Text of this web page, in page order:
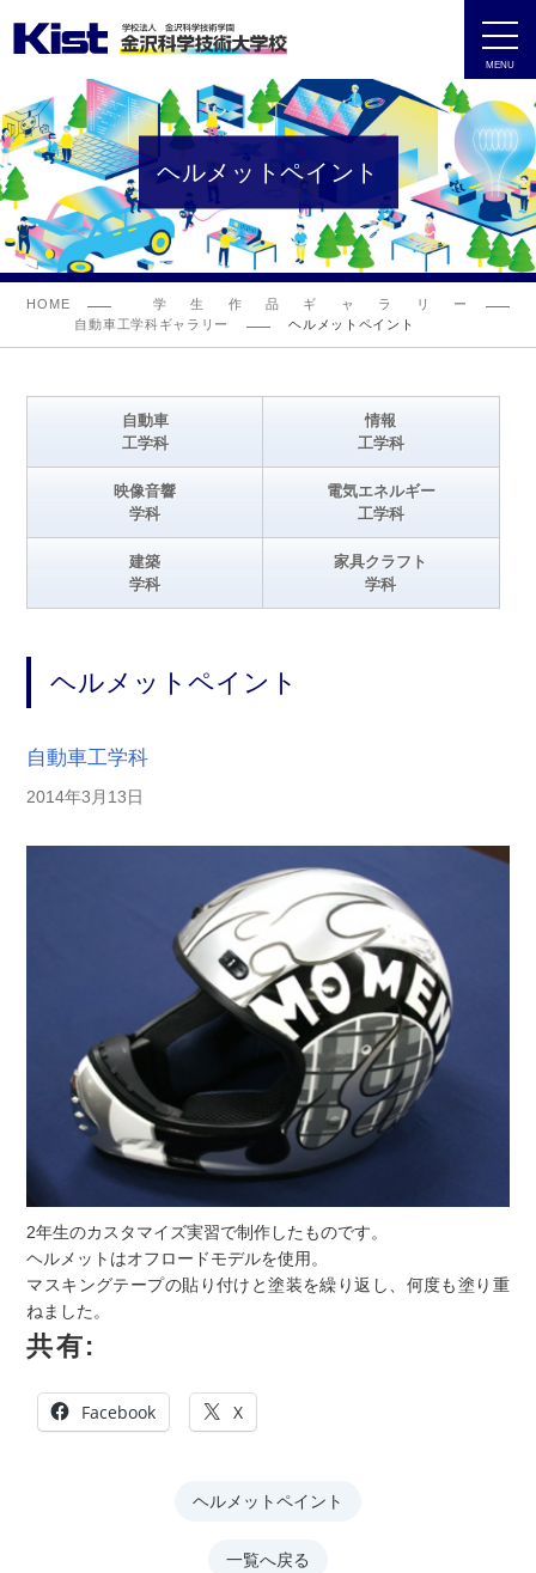
MENU
ヘルメットペイント
HOME
学生作品ギャラリー
自動車工学科ギャラリー
ヘルメットペイント
自動車
工学科
情報
工学科
映像音響
学科
電気エネルギー
工学科
建築
学科
家具クラフト
学科
ヘルメットペイント
自動車工学科
2014年3月13日
2年生のカスタマイズ実習で制作したものです。
ヘルメットはオフロードモデルを使用。
マスキングテープの貼り付けと塗装を繰り返し、何度も塗り重
ねました。
共有:
Facebook X
ヘルメットペイント
一覧へ戻る